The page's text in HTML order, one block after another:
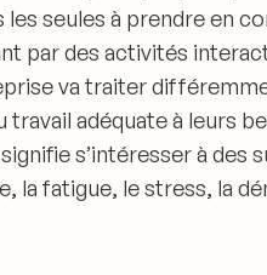
seules à prendre en
par des activités
va traiter
adéquate à leurs
s’intéresser à
la fatigue, le stress, la